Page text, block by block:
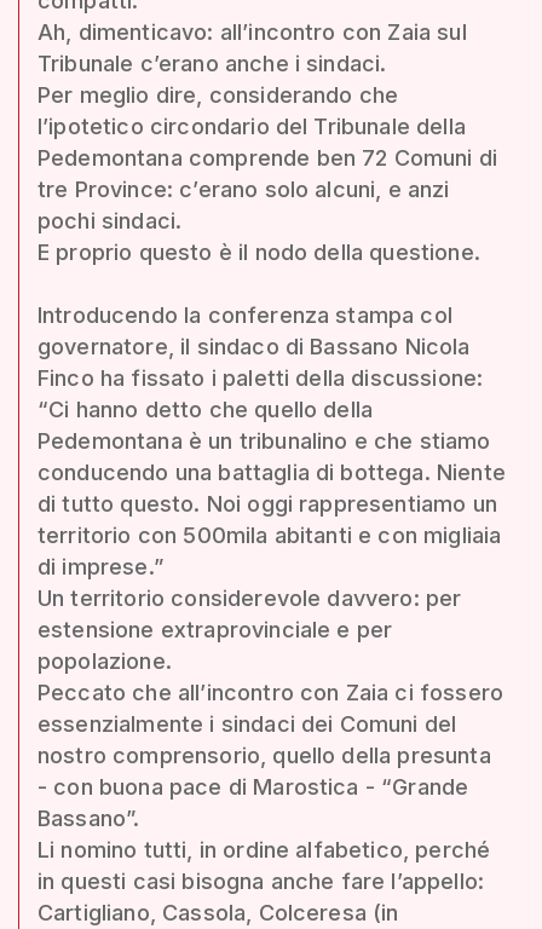
Ah, dimenticavo: all’incontro con Zaia sul
Tribunale c’erano anche i sindaci.
Per meglio dire, considerando che
l’ipotetico circondario del Tribunale della
Pedemontana comprende ben 72 Comuni di
tre Province: c’erano solo alcuni, e anzi
pochi sindaci.
E proprio questo è il nodo della questione.
Introducendo la conferenza stampa col
governatore, il sindaco di Bassano Nicola
Finco ha fissato i paletti della discussione:
“Ci hanno detto che quello della
Pedemontana è un tribunalino e che stiamo
conducendo una battaglia di bottega. Niente
di tutto questo. Noi oggi rappresentiamo un
territorio con 500mila abitanti e con migliaia
di imprese.”
Un territorio considerevole davvero: per
estensione extraprovinciale e per
popolazione.
Peccato che all’incontro con Zaia ci fossero
essenzialmente i sindaci dei Comuni del
nostro comprensorio, quello della presunta
- con buona pace di Marostica - “Grande
Bassano”.
Li nomino tutti, in ordine alfabetico, perché
in questi casi bisogna anche fare l’appello:
Cartigliano, Cassola, Colceresa (in